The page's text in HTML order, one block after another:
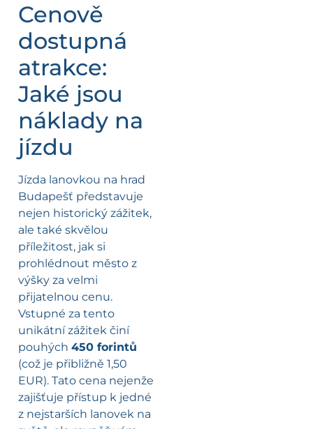
Cenově
dostupná
atrakce:
Jaké jsou
náklady na
jízdu
Jízda lanovkou na hrad
Budapešť představuje
nejen historický zážitek,
ale také skvělou
příležitost, jak si
prohlédnout město z
výšky za velmi
přijatelnou cenu.
Vstupné za tento
unikátní zážitek činí
pouhých 450 forintů
(což je přibližně 1,50
EUR). Tato cena nejenže
zajišťuje přístup k jedné
z nejstarších lanovek na